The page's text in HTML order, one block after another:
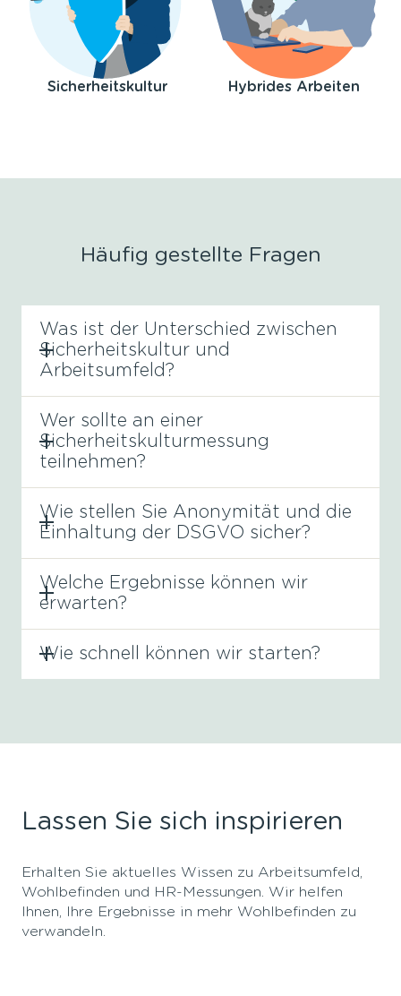
Sicherheitskultur Hybrides Arbeiten
Häufig gestellte Fragen
Was ist der Unterschied zwischen
Sicherheitskultur und
Arbeitsumfeld?
Wer sollte an einer
Sicherheitskulturmessung
teilnehmen?
Wie stellen Sie Anonymität und die
Einhaltung der DSGVO sicher?
Welche Ergebnisse können wir
erwarten?
Wie schnell können wir starten?
Lassen Sie sich inspirieren
Erhalten Sie aktuelles Wissen zu Arbeitsumfeld,
Wohlbefinden und HR-Messungen. Wir helfen
Ihnen, Ihre Ergebnisse in mehr Wohlbefinden zu
verwandeln.